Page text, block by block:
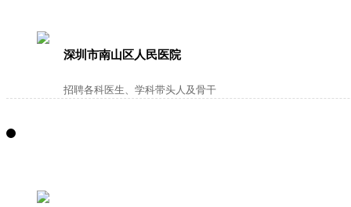
深圳市南山区人民医院
招聘各科医生、学科带头人及骨干